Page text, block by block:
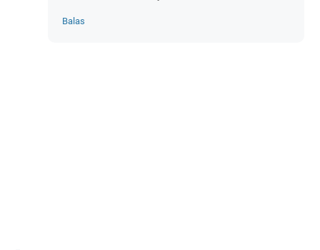
Balas